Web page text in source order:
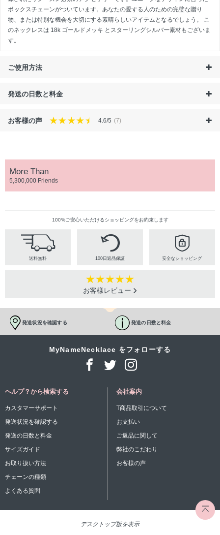
ボックスチェーンがついています。あなたの愛する人のための完璧な贈り
物、または特別な機会を大切にする素晴らしいアイテムとなるでしょう。 こ
のネックレスは 18k ゴールドメッキ と スターリングシルバー素材もございま
す。
ご使用方法
発送の日数と料金
お客様の声 4.6/5 (7)
More Than
5,300,000 Friends
100%ご安心いただけるショッピングをお約束します
送料無料 100日返品保証 安全なショッピング
お客様レビュー
発送状況を確認する 発送の日数と料金
MyNameNecklace をフォローする
ヘルプ？から検索する
カスタマーサポート
発送状況を確認する
発送の日数と料金
サイズガイド
お取り扱い方法
チェーンの種類
よくある質問
会社案内
T商品取引について
お支払い
ご返品に関して
弊社のこだわり
お客様の声
デスクトップ版を表示